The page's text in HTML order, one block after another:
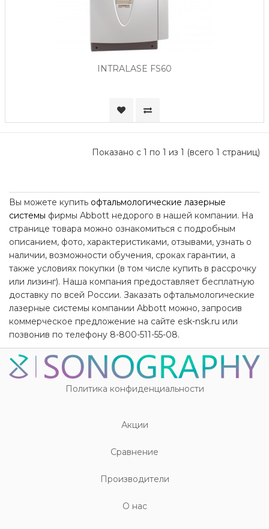
INTRALASE FS60
Показано с 1 по 1 из 1 (всего 1 страниц)
Вы можете купить офтальмологические лазерные
системы фирмы Abbott недорого в нашей компании. На
странице товара можно ознакомиться с подробным
описанием, фото, характеристиками, отзывами, узнать о
наличии, возможности обучения, сроках гарантии, а
также условиях покупки (в том числе купить в рассрочку
или лизинг). Наша компания предоставляет бесплатную
доставку по всей России. Заказать офтальмологические
лазерные системы компании Abbott можно, запросив
коммерческое предложение на сайте esk-nsk.ru или
позвонив по телефону 8-800-511-55-08.
Политика конфиденциальности
Акции
Cравнение
Производители
О нас